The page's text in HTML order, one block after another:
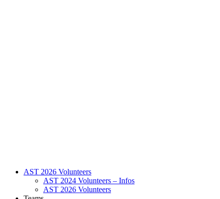
AST 2026 Volunteers
AST 2024 Volunteers – Infos
AST 2026 Volunteers